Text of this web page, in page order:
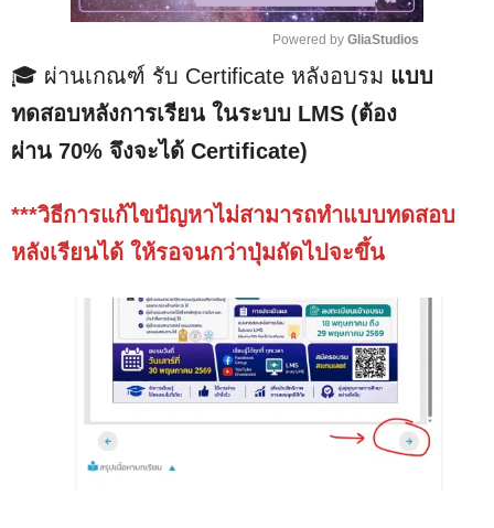
M
u
Powered by GliaStudios
🎓 ผ่านเกณฑ์ รับ Certificate หลังอบรม แบบ
ทดสอบหลังการเรียน ในระบบ LMS (ต้อง
ผ่าน 70% จึงจะได้ Certificate)
***วิธีการแก้ไขปัญหาไม่สามารถทำแบบทดสอบ
หลังเรียนได้ ให้รอจนกว่าปุ่มถัดไปจะขึ้น